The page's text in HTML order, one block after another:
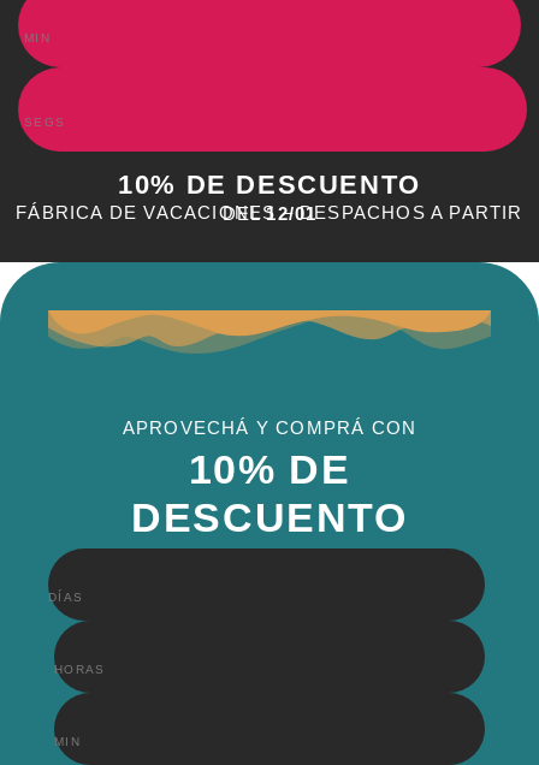
10% DE DESCUENTO
FÁBRICA DE VACACIONES – DESPACHOS A PARTIR DEL12/01
MIN
SEGS
APROVECHÁ Y COMPRÁ CON
10% DE
DESCUENTO
DÍAS
HORAS
MIN